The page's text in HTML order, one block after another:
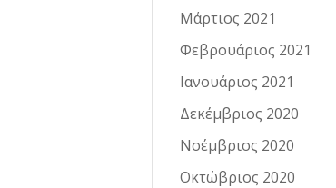
Μάρτιος 2021
Φεβρουάριος 2021
Ιανουάριος 2021
Δεκέμβριος 2020
Νοέμβριος 2020
Οκτώβριος 2020